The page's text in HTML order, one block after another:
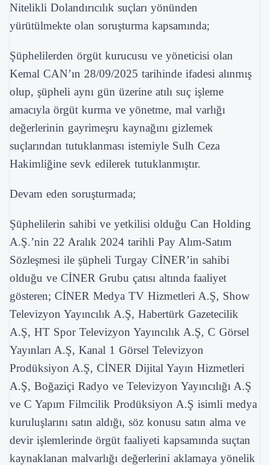
Nitelikli Dolandırıcılık suçları yönünden
yürütülmekte olan soruşturma kapsamında;
Şüphelilerden örgüt kurucusu ve yöneticisi olan
Kemal CAN’ın 28/09/2025 tarihinde ifadesi alınmış
olup, şüpheli aynı gün üzerine atılı suç işleme
amacıyla örgüt kurma ve yönetme, mal varlığı
değerlerinin gayrimeşru kaynağını gizlemek
suçlarından tutuklanması istemiyle Sulh Ceza
Hakimliğine sevk edilerek tutuklanmıştır.
Devam eden soruşturmada;
Şüphelilerin sahibi ve yetkilisi olduğu Can Holding
A.Ş.’nin 22 Aralık 2024 tarihli Pay Alım-Satım
Sözleşmesi ile şüpheli Turgay CİNER’in sahibi
olduğu ve CİNER Grubu çatısı altında faaliyet
gösteren; CİNER Medya TV Hizmetleri A.Ş, Show
Televizyon Yayıncılık A.Ş, Habertürk Gazetecilik
A.Ş, HT Spor Televizyon Yayıncılık A.Ş, C Görsel
Yayınları A.Ş, Kanal 1 Görsel Televizyon
Prodüksiyon A.Ş, CİNER Dijital Yayın Hizmetleri
A.Ş, Boğaziçi Radyo ve Televizyon Yayıncılığı A.Ş
ve C Yapım Filmcilik Prodüksiyon A.Ş isimli medya
kuruluşlarını satın aldığı, söz konusu satın alma ve
devir işlemlerinde örgüt faaliyeti kapsamında suçtan
kaynaklanan malvarlığı değerlerini aklamaya yönelik